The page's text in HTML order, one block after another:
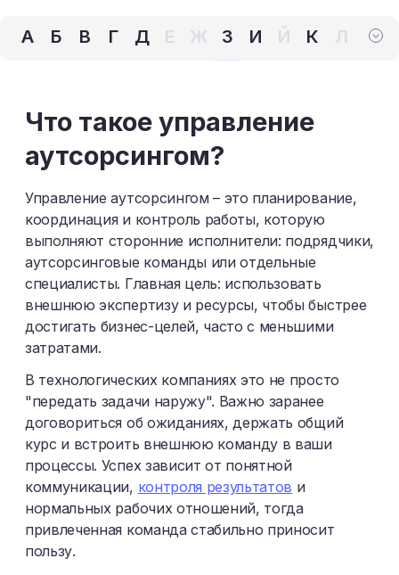
А Б В Г Д Е Ж З И Й К
Л
Что такое управление
аутсорсингом?
Управление аутсорсингом – это планирование,
координация и контроль работы, которую
выполняют сторонние исполнители: подрядчики,
аутсорсинговые команды или отдельные
специалисты. Главная цель: использовать
внешнюю экспертизу и ресурсы, чтобы быстрее
достигать бизнес-целей, часто с меньшими
затратами.
В технологических компаниях это не просто
"передать задачи наружу". Важно заранее
договориться об ожиданиях, держать общий
курс и встроить внешнюю команду в ваши
процессы. Успех зависит от понятной
коммуникации, контроля результатов и
нормальных рабочих отношений, тогда
привлеченная команда стабильно приносит
пользу.